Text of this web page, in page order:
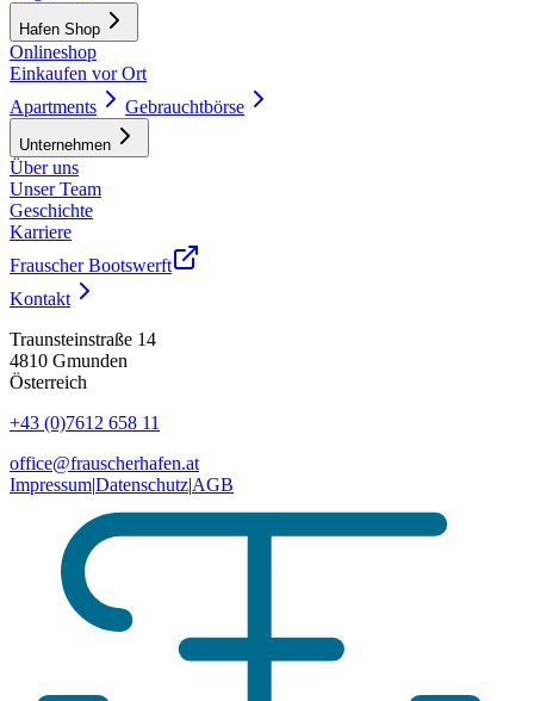
Hafen Shop
Onlineshop
Einkaufen vor Ort
Apartments
Gebrauchtbörse
Unternehmen
Über uns
Unser Team
Geschichte
Karriere
Frauscher Bootswerft
Kontakt
Traunsteinstraße 14
4810 Gmunden
Österreich
+43 (0)7612 658 11
office@frauscherhafen.at
Impressum|Datenschutz|AGB